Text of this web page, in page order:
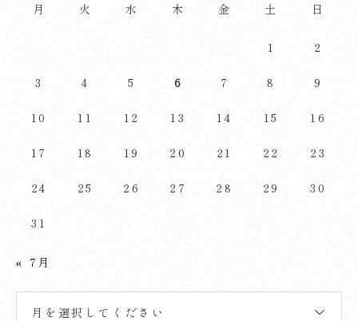
月 火 水 木 金 土 日
1 2
3 4 5 6 7 8 9
10 11 12 13 14 15 16
17 18 19 20 21 22 23
24 25 26 27 28 29 30
31
« 7月
月を選択してください